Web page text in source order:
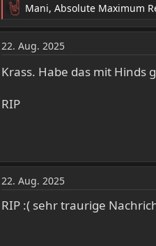
R
e
a
k
t
i
n
Mani, Absolute Maximum
22. Aug. 2025
Krass. Habe das mit Hinds
RIP
22. Aug. 2025
RIP :( sehr traurige